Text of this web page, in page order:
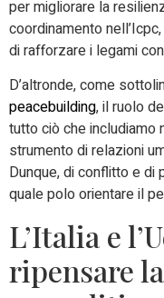
per migliorare la
coordinamento
di rafforzare i legami
D’altronde, come
peacebuilding, il ruolo
tutto ciò che includiamo
strumento di relazioni
Dunque, di conflitto e di
quale polo orientare il
L’Italia e
ripensare